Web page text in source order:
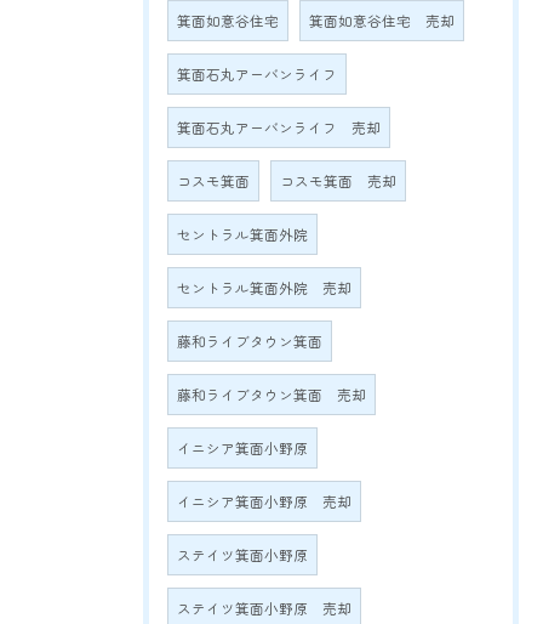
箕面如意谷住宅 箕面如意谷住宅 売却
箕面石丸アーバンライフ
箕面石丸アーバンライフ 売却
コスモ箕面 コスモ箕面 売却
セントラル箕面外院
セントラル箕面外院 売却
藤和ライブタウン箕面
藤和ライブタウン箕面 売却
イニシア箕面小野原
イニシア箕面小野原 売却
ステイツ箕面小野原
ステイツ箕面小野原 売却